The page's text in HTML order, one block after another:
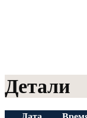
Детали